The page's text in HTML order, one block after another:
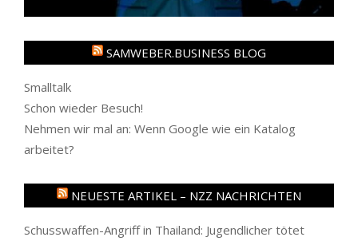
SAMWEBER.BUSINESS BLOG
Smalltalk
Schon wieder Besuch!
Nehmen wir mal an: Wenn Google wie ein Katalog
arbeitet?
NEUESTE ARTIKEL – NZZ NACHRICHTEN
Schusswaffen-Angriff in Thailand: Jugendlicher tötet